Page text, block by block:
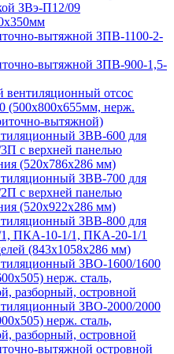
ЗВэ-П12/09
вытяжной ЗПВ-1100-2-
вытяжной ЗПВ-900-1,5-
вентиляционный отсос
нерж.
вытяжной)
ЗВВ-600 для
с верхней панелью
(520х786х286 мм)
ЗВВ-700 для
с верхней панелью
(520х922х286 мм)
ЗВВ-800 для
ПКА-10-1/1, ПКА-20-1/1
(843х1058х286 мм)
ЗВО-1600/1600
нерж. сталь,
разборный, островной
ЗВО-2000/2000
нерж. сталь,
разборный, островной
вытяжной островной